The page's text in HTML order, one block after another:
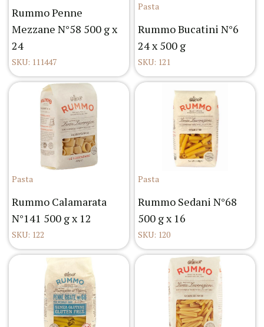
Rummo Penne
Mezzane N°58 500 g x
24
SKU: 111447
Pasta
Rummo Bucatini N°6
24 x 500 g
SKU: 121
Pasta
Rummo Calamarata
N°141 500 g x 12
SKU: 122
Pasta
Rummo Sedani N°68
500 g x 16
SKU: 120